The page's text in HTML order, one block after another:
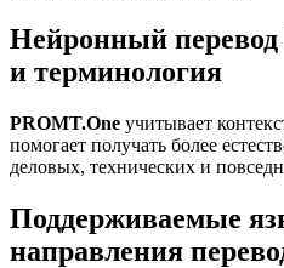
Нейронный
и терминология
PROMT.One учитывает
помогает получать более
деловых, технических и
Поддерживаемые
направления